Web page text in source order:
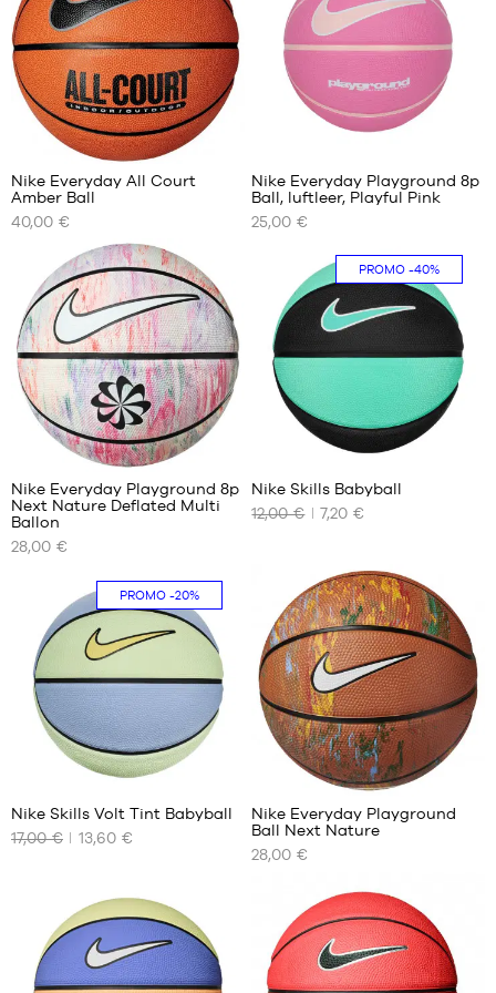
UNSERE
VERFÜGBAREN
Größe
5
Größe
6
Größe
7
8
Nike Everyday All Court
Amber Ball
40,00 €
UNSERE
VERFÜGBAREN
Größe
Nike Everyday Playground 8p
Ball, luftleer, Playful Pink
25,00 €
UNSERE
GRÖSSEN
Größe
7
2
Nike Everyday Playground 8p
Next Nature Deflated Multi
Ballon
28,00 €
PROMO-40%
UNSERE
Größe
3
Nike Skills Babyball
12,00 €
7,20 €
PROMO-20%
UNSERE
Größe
Nike Skills Volt Tint Babyball
17,00 €
13,60 €
UNSERE
VERFÜGBAREN
Größe
6
Größe
7
9
Nike Everyday Playground
Ball Next Nature
28,00 €